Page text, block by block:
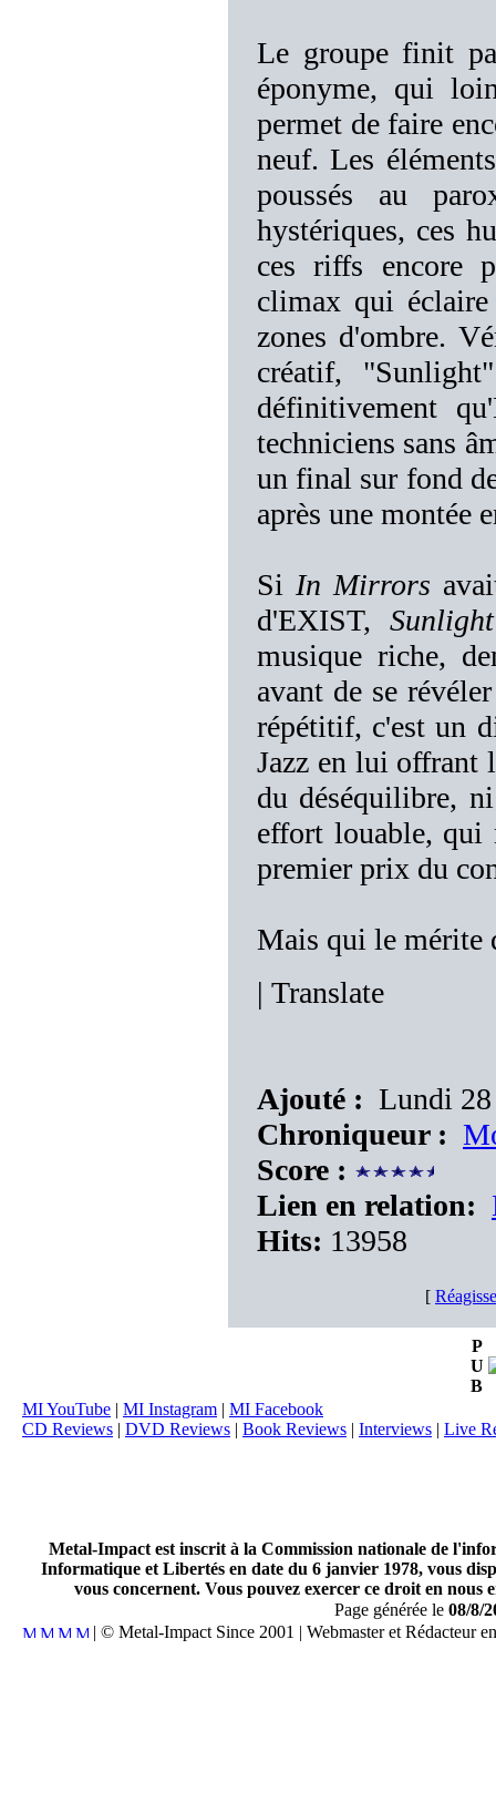
Le groupe finit
éponyme, qui
permet de faire
neuf. Les
poussés au
hystériques, ces
ces riffs encore
climax qui
zones d'ombre.
créatif,
définitivement
techniciens sans
un final sur fond
après une montée
Si In Mirrors
d'EXIST,Sunlight
musique riche,
avant de se
répétitif, c'est un
Jazz en lui offrant
du déséquilibre,
effort louable,
premier prix du
Mais qui le mérite
| Translate
Ajouté : Lundi
Chroniqueur :
Score :
Lien en relation:
Hits: 13958
[
P
U
B
MI YouTube | MI Instagram | MI Facebook
CD Reviews | DVD Reviews | Book Reviews | Interviews | Live
Metal-Impact est inscrit à la Commission nationale de
Informatique et Libertés en date du 6 janvier 1978, vous
vous concernent. Vous pouvez exercer ce droit en
Page générée le 08/8/
| © Metal-Impact Since 2001 | Webmaster et Rédacteur